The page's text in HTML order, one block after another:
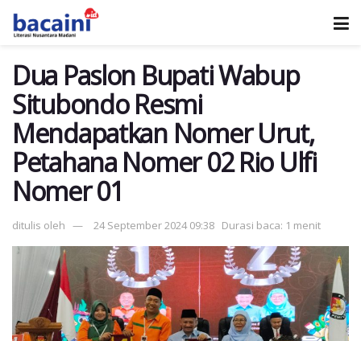
Dua Paslon Bupati Wabup
Situbondo Resmi
Mendapatkan Nomer Urut,
Petahana Nomer 02 Rio Ulfi
Nomer 01
ditulis oleh 24 September 2024 09:38 Durasi baca: 1 menit